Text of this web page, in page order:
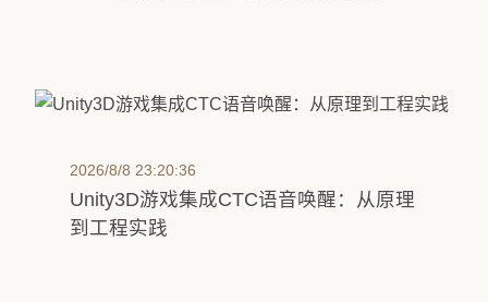
2026/8/8 23:20:36
Unity3D游戏集成CTC语音唤醒：从原理
到工程实践